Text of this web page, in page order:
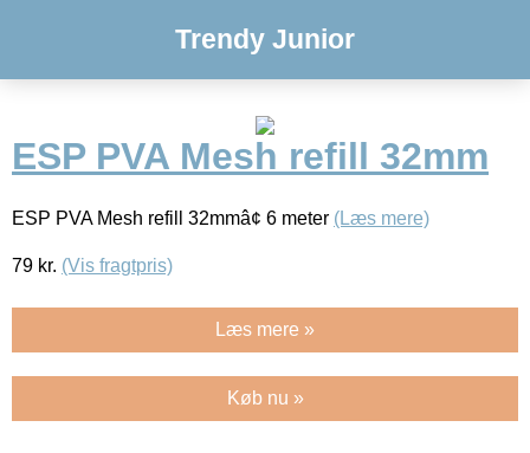
Trendy Junior
ESP PVA Mesh refill 32mm
ESP PVA Mesh refill 32mmâ¢ 6 meter (Læs mere)
79 kr. (Vis fragtpris)
Læs mere »
Køb nu »